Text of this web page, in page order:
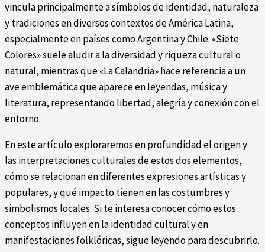
vincula principalmente a símbolos de identidad, naturaleza
y tradiciones en diversos contextos de América Latina,
especialmente en países como Argentina y Chile. «Siete
Colores» suele aludir a la diversidad y riqueza cultural o
natural, mientras que «La Calandria» hace referencia a un
ave emblemática que aparece en leyendas, música y
literatura, representando libertad, alegría y conexión con el
entorno.
En este artículo exploraremos en profundidad el origen y
las interpretaciones culturales de estos dos elementos,
cómo se relacionan en diferentes expresiones artísticas y
populares, y qué impacto tienen en las costumbres y
simbolismos locales. Si te interesa conocer cómo estos
conceptos influyen en la identidad cultural y en
manifestaciones folklóricas, sigue leyendo para descubrirlo.